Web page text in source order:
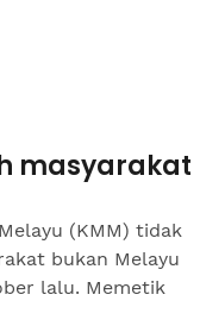
masyarakat
(KMM) tidak
bukan Melayu
lalu. Memetik